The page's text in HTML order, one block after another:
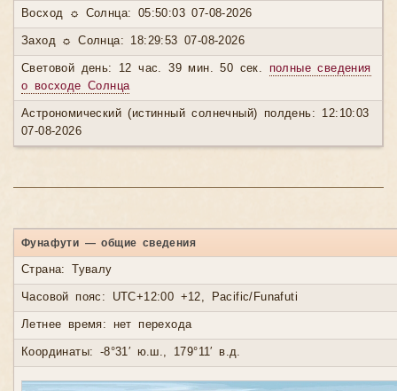
Восход ☼ Солнца: 05:50:03 07-08-2026
Заход ☼ Солнца: 18:29:53 07-08-2026
Световой день: 12 час. 39 мин. 50 сек. полные сведения
о восходе Солнца
Астрономический (истинный солнечный) полдень: 12:10:03
07-08-2026
Фунафути — общие сведения
Страна: Тувалу
Часовой пояс: UTC+12:00 +12, Pacific/Funafuti
Летнее время: нет перехода
Координаты: -8°31′ ю.ш., 179°11′ в.д.